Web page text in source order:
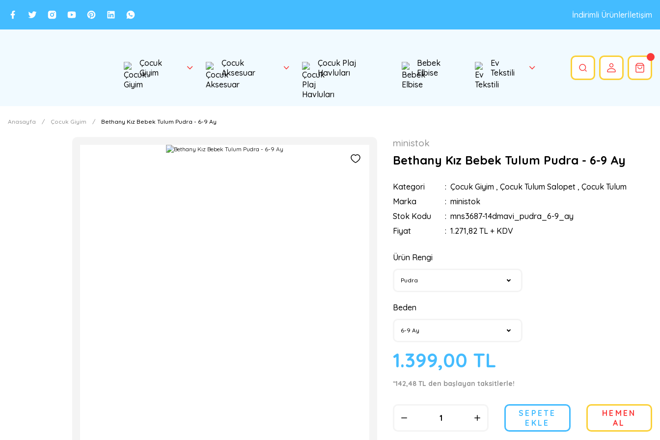
İndirimli Ürünlerİletişim
Çocuk
Giyim
Çocuk
Aksesuar
Çocuk Plaj
Havluları
Bebek
Elbise
Ev
Tekstili
Anasayfa Çocuk Giyim Bethany Kız Bebek Tulum Pudra - 6-9 Ay
ministok
Bethany Kız Bebek Tulum Pudra - 6-9 Ay
Kategori Çocuk Giyim , Çocuk Tulum Salopet , Çocuk Tulum
Marka
ministok
Stok Kodu
mns3687-14dmavi_pudra_6-9_ay
Fiyat
1.271,82 TL + KDV
Ürün Rengi
Beden
1.399,00 TL
*142,48 TL den başlayan taksitlerle!
SEPETE
EKLE
HEMEN
AL